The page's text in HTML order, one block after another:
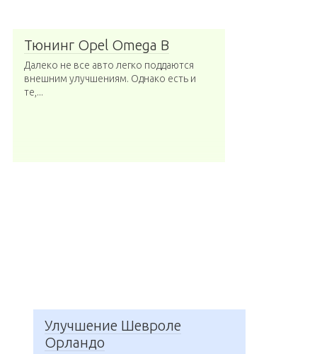
Тюнинг Opel Omega B
Далеко не все авто легко поддаются
внешним улучшениям. Однако есть и
те,...
Улучшение Шевроле
Орландо